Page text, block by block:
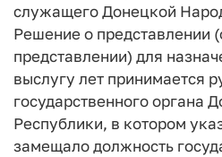
служащего Донецкой
Решение о представлении
представлении) для
выслугу лет принимается
государственного органа
Республики, в котором
замещало должность